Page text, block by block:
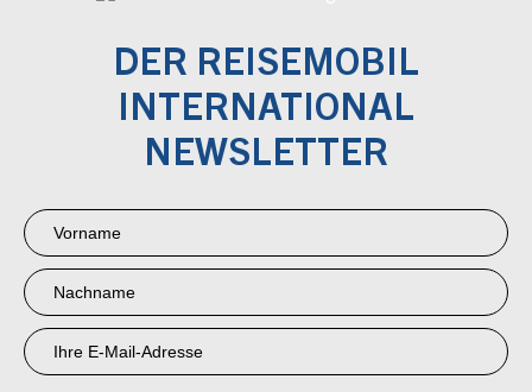
DER REISEMOBIL
INTERNATIONAL
NEWSLETTER
Newsletter
Anmeldung
RMI